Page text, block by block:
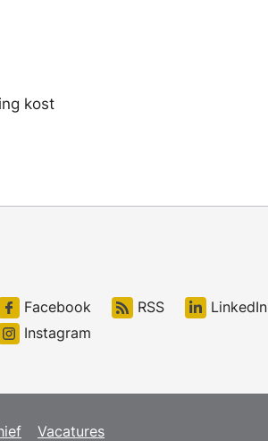
kost
Facebook RSS
LinkedIn
Instagram
Vacatures